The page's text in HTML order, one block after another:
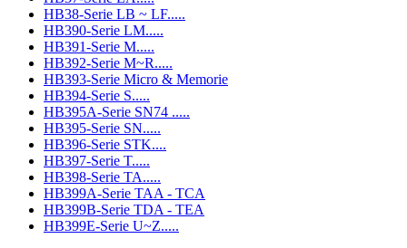
HB38-Serie LB ~ LF.....
HB390-Serie LM.....
HB391-Serie M.....
HB392-Serie M~R.....
HB393-Serie Micro & Memorie
HB394-Serie S.....
HB395A-Serie SN74 .....
HB395-Serie SN.....
HB396-Serie STK....
HB397-Serie T.....
HB398-Serie TA.....
HB399A-Serie TAA - TCA
HB399B-Serie TDA - TEA
HB399E-Serie U~Z.....